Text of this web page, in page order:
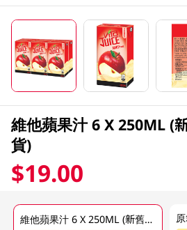
維他蘋果汁 6 X 250ML (
貨)
$19.00
維他蘋果汁 6 X 250ML (新舊包裝隨機發貨)